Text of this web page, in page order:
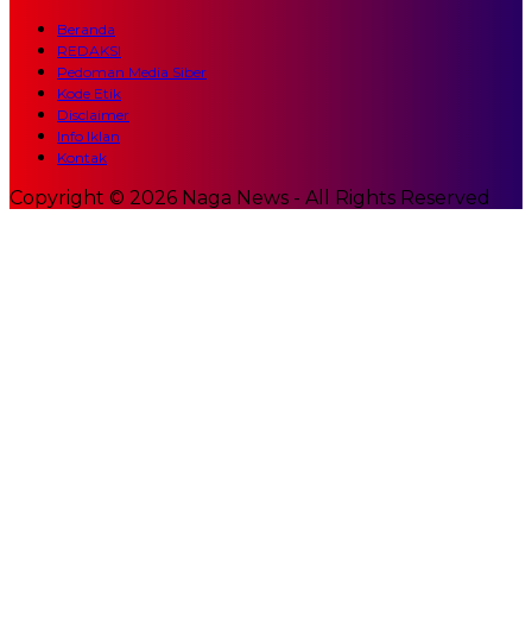
Beranda
REDAKSI
Pedoman Media Siber
Kode Etik
Disclaimer
Info Iklan
Kontak
Copyright © 2026 Naga News - All Rights Reserved